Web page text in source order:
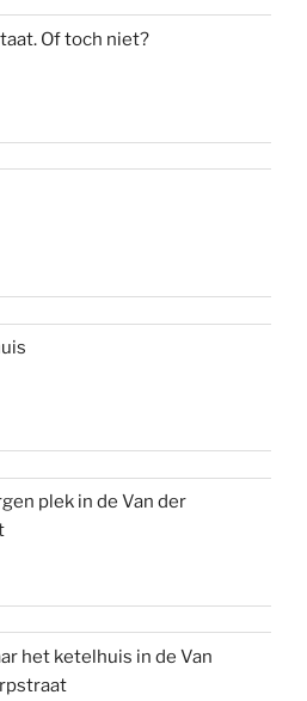
Of toch niet?
plek in de Van der
het ketelhuis in de Van